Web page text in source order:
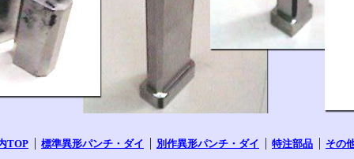
TOP 標準異形パンチ・ダイ 別作異形パンチ・ダイ 特注部品 その